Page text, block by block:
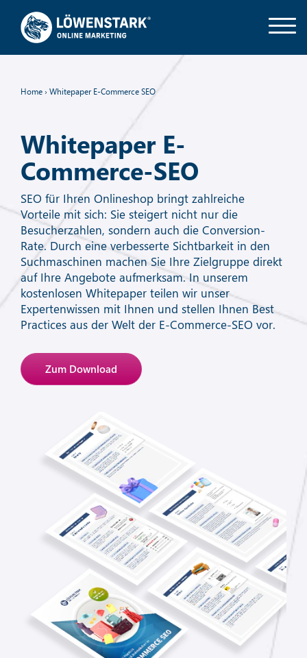
Home› Whitepaper E-Commerce SEO
Whitepaper E-
Commerce-SEO
SEO für Ihren Onlineshop bringt zahlreiche
Vorteile mit sich: Sie steigert nicht nur die
Besucherzahlen, sondern auch die Conversion-
Rate. Durch eine verbesserte Sichtbarkeit in den
Suchmaschinen machen Sie Ihre Zielgruppe direkt
auf Ihre Angebote aufmerksam. In unserem
kostenlosen Whitepaper teilen wir unser
Expertenwissen mit Ihnen und stellen Ihnen Best
Practices aus der Welt der E-Commerce-SEO vor.
Zum Download